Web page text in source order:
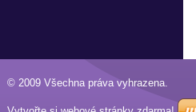
© 2009 Všechna práva vyhrazena.